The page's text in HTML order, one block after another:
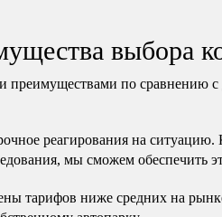
выбора
по сравнению с
реагирования на
мы сможем обеспечить
тарифов ниже средних на